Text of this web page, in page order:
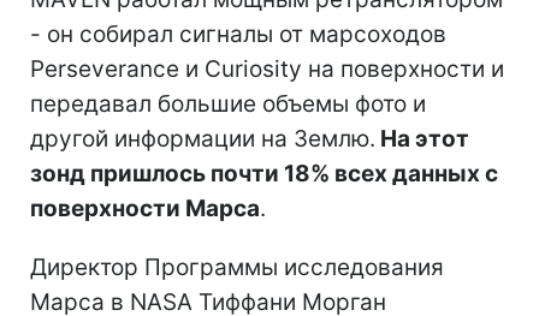
- он собирал сигналы от марсоходов
Perseverance и Curiosity на поверхности и
передавал большие объемы фото и
другой информации на Землю. На этот
зонд пришлось почти 18% всех данных с
поверхности Марса.
Директор Программы исследования
Марса в NASA Тиффани Морган